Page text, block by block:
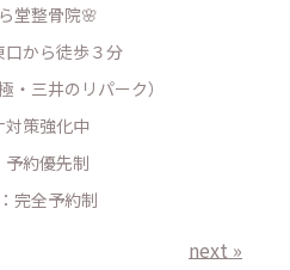
堂整骨院🌸
口から徒歩３分
・三井のリパーク）
対策強化中
予約優先制
完全予約制
next »